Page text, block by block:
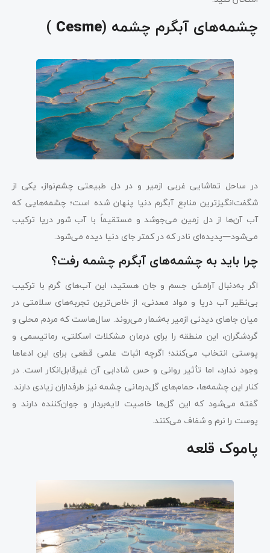
چشمه‌های آبگرم چشمه (Cesme
)
در ساحل تماشایی غربی ازمیر و در دل طبیعتی چشم‌نواز، یکی از
شگفت‌انگیزترین منابع آبگرم دنیا پنهان شده است؛ چشمه‌هایی که
آب‌ آن‌ها از دل زمین می‌جوشد و مستقیماً با آب شور دریا ترکیب
می‌شود—پدیده‌ای نادر که در کمتر جای دنیا دیده می‌شود.
چرا باید به چشمه‌های آبگرم چشمه رفت؟
اگر به‌دنبال آرامش جسم و جان هستید، این آب‌های گرم با ترکیب
بی‌نظیر آب دریا و مواد معدنی، از خاص‌ترین تجربه‌های سلامتی در
میان جاهای دیدنی ازمیر به‌شمار می‌روند. سال‌هاست که مردم محلی و
گردشگران، این منطقه را برای درمان مشکلات اسکلتی، رماتیسمی و
پوستی انتخاب می‌کنند؛ اگرچه اثبات علمی قطعی برای این ادعاها
وجود ندارد، اما تأثیر روانی و حس شادابی آن غیرقابل‌انکار است. در
کنار این چشمه‌ها، حمام‌های گل‌درمانی چشمه نیز طرفداران زیادی دارند.
گفته می‌شود که این گل‌ها خاصیت لایه‌بردار و جوان‌کننده دارند و
پوست را نرم و شفاف می‌کنند.
پاموک‌ قلعه